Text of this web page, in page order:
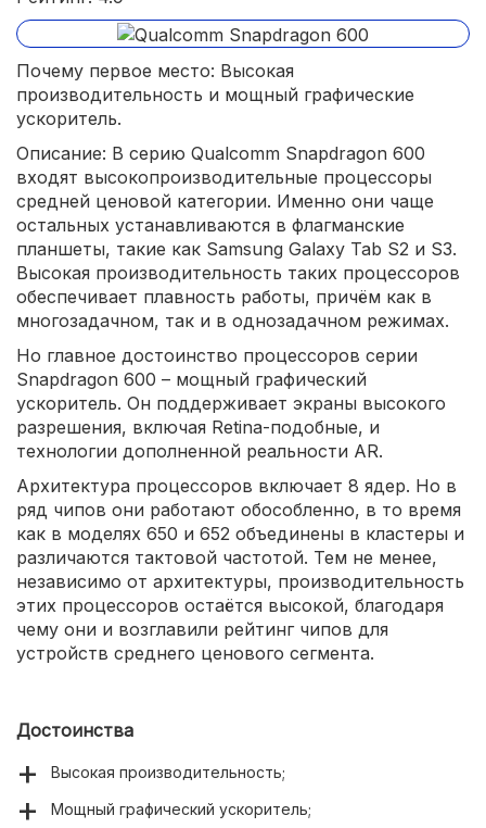
Почему первое место: Высокая
производительность и мощный графические
ускоритель.
Описание: В серию Qualcomm Snapdragon 600
входят высокопроизводительные процессоры
средней ценовой категории. Именно они чаще
остальных устанавливаются в флагманские
планшеты, такие как Samsung Galaxy Tab S2 и S3.
Высокая производительность таких процессоров
обеспечивает плавность работы, причём как в
многозадачном, так и в однозадачном режимах.
Но главное достоинство процессоров серии
Snapdragon 600 – мощный графический
ускоритель. Он поддерживает экраны высокого
разрешения, включая Retina-подобные, и
технологии дополненной реальности AR.
Архитектура процессоров включает 8 ядер. Но в
ряд чипов они работают обособленно, в то время
как в моделях 650 и 652 объединены в кластеры и
различаются тактовой частотой. Тем не менее,
независимо от архитектуры, производительность
этих процессоров остаётся высокой, благодаря
чему они и возглавили рейтинг чипов для
устройств среднего ценового сегмента.
Достоинства
Высокая производительность;
Мощный графический ускоритель;